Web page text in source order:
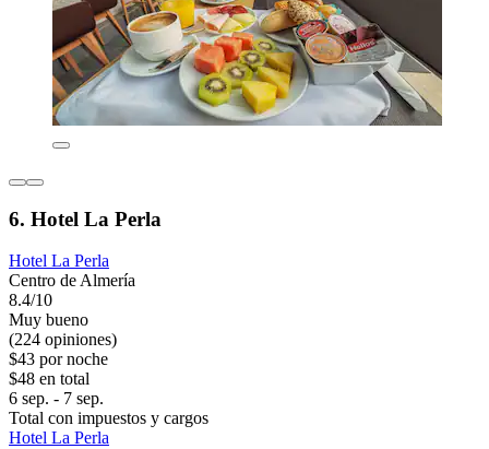
6. Hotel La Perla
Hotel La Perla
Centro de Almería
8.4/10
Muy bueno
(224 opiniones)
$43 por noche
$48 en total
6 sep. - 7 sep.
Total con impuestos y cargos
Hotel La Perla